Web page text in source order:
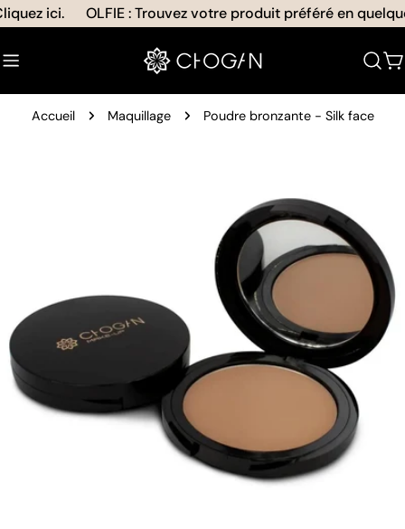
Aller
contenu
ici. OLFIE : Trouvez votre produit préféré en
Accueil Maquillage Poudre bronzante - Silk face